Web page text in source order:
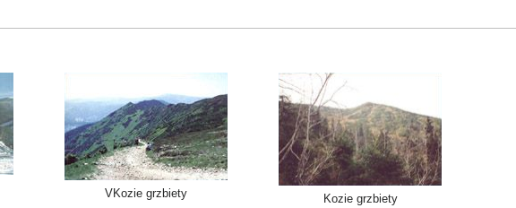
VKozie grzbiety Kozie grzbiety